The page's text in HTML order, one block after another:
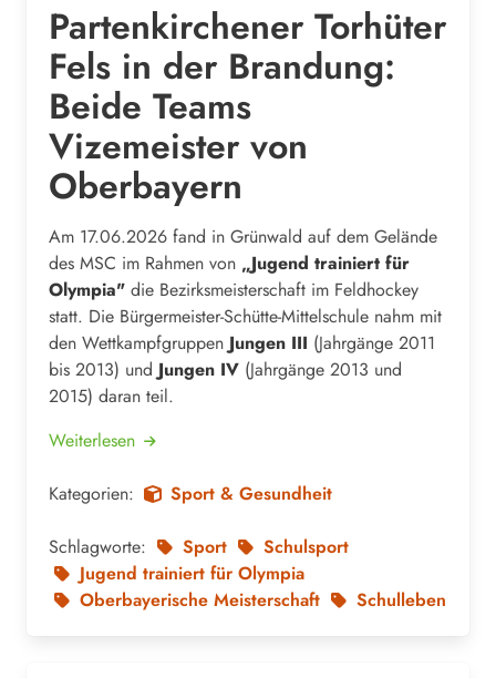
Partenkirchener Torhüter
Fels in der Brandung:
Beide Teams
Vizemeister von
Oberbayern
Am 17.06.2026 fand in Grünwald auf dem Gelände
des MSC im Rahmen von „Jugend trainiert für
Olympia" die Bezirksmeisterschaft im Feldhockey
statt. Die Bürgermeister-Schütte-Mittelschule nahm mit
den Wettkampfgruppen Jungen III (Jahrgänge 2011
bis 2013) und Jungen IV (Jahrgänge 2013 und
2015) daran teil.
Weiterlesen
Kategorien: Sport & Gesundheit
Schlagworte: Sport
Schulsport
Jugend trainiert für Olympia
Oberbayerische Meisterschaft
Schulleben